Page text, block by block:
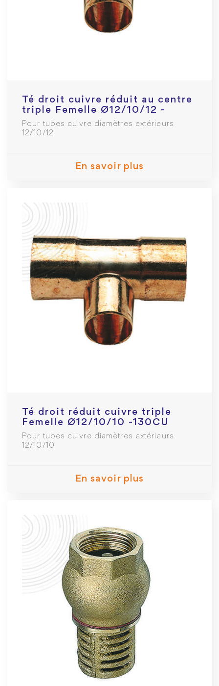
Té droit cuivre réduit au centre
triple Femelle Ø12/10/12 -
130CU
Pour tubes cuivre diamètres extérieurs
12/10/12
En savoir plus
Té droit réduit cuivre triple
Femelle Ø12/10/10 -130CU
Pour tubes cuivre diamètres extérieurs
12/10/10
En savoir plus